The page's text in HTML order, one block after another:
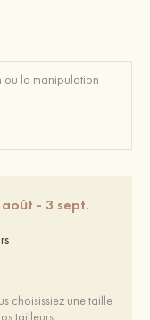
- 3 sept.
choisissiez une taille